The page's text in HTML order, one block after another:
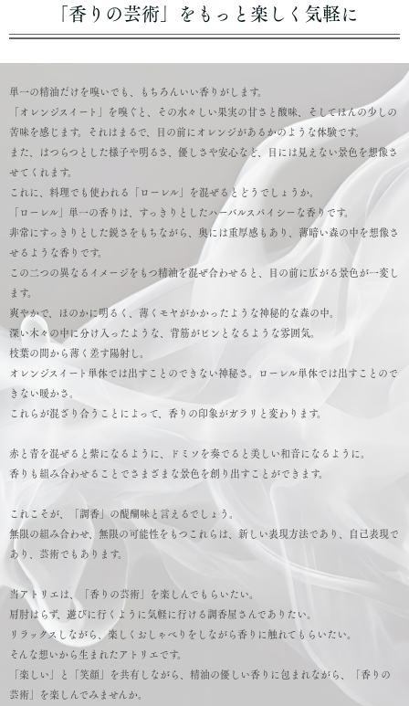
「香りの芸術」をもっと楽しく気軽に
単一の精油だけを嗅いでも、もちろんいい香りがします。
「オレンジスイート」を嗅ぐと、その水々しい果実の甘さと酸味、そしてほんの少しの
苦味を感じます。それはまるで、目の前にオレンジがあるかのような体験です。
また、はつらつとした様子や明るさ、優しさや安心など、目には見えない景色を想像さ
せてくれます。
これに、料理でも使われる「ローレル」を混ぜるとどうでしょうか。
「ローレル」単一の香りは、すっきりとしたハーバルスパイシーな香りです。
非常にすっきりとした鋭さをもちながら、奥には重厚感もあり、薄暗い森の中を想像さ
せるような香りです。
この二つの異なるイメージをもつ精油を混ぜ合わせると、目の前に広がる景色が一変し
ます。
爽やかで、ほのかに明るく、薄くモヤがかかったような神秘的な森の中。
深い木々の中に分け入ったような、背筋がピンとなるような雰囲気。
枝葉の間から薄く差す陽射し。
オレンジスイート単体では出すことのできない神秘さ。ローレル単体では出すことので
きない暖かさ。
これらが混ざり合うことによって、香りの印象がガラリと変わります。
赤と青を混ぜると紫になるように、ドミソを奏でると美しい和音になるように。
香りも組み合わせることでさまざまな景色を創り出すことができます。
これこそが、「調香」の醍醐味と言えるでしょう。
無限の組み合わせ、無限の可能性をもつこれらは、新しい表現方法であり、自己表現で
あり、芸術でもあります。
当アトリエは、「香りの芸術」を楽しんでもらいたい。
肩肘はらず、遊びに行くように気軽に行ける調香屋さんでありたい。
リラックスしながら、楽しくおしゃべりをしながら香りに触れてもらいたい。
そんな想いから生まれたアトリエです。
「楽しい」と「笑顔」を共有しながら、精油の優しい香りに包まれながら、「香りの
芸術」を楽しんでみませんか。